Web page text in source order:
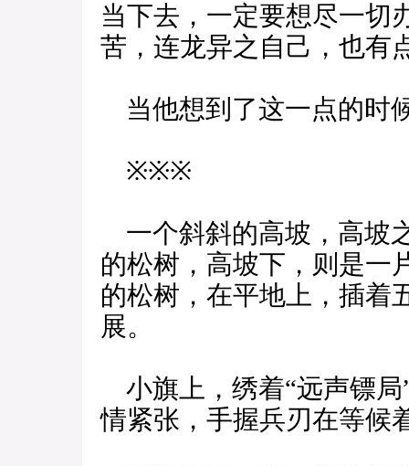
当下去，一定要想尽一切
苦，连龙异之自己，也有
当他想到了这一点的时
※※※
一个斜斜的高坡，高坡
的松树，高坡下，则是一
的松树，在平地上，插着
展。
小旗上，绣着“远声镖局
情紧张，手握兵刃在等候